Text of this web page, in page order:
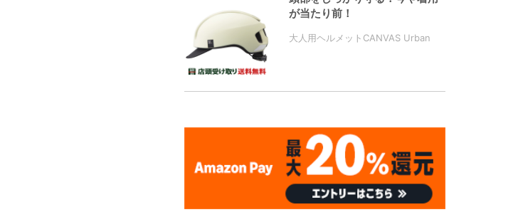
が当たり前！
大人用ヘルメットCANVAS Urban